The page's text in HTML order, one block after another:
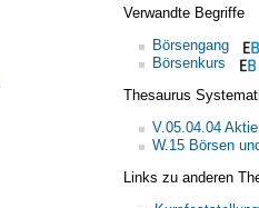
Verwandte Begriffe
Börsengang
Börsenkurs
Thesaurus
V.05.04.04
W.15 Börsen
Links zu anderen